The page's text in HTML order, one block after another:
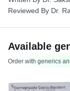
Reviewed By Dr.
Available
Order with generics